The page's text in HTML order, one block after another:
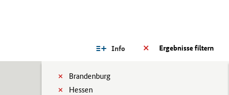
Ergebnisse filtern
Info
Brandenburg
Hessen